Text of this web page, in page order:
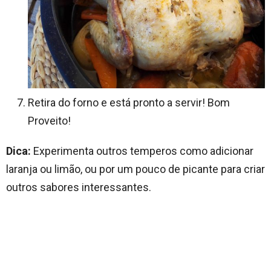
Retira do forno e está pronto a servir! Bom
Proveito!
Dica: Experimenta outros temperos como adicionar
laranja ou limão, ou por um pouco de picante para criar
outros sabores interessantes.